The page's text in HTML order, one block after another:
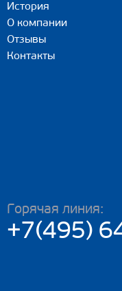
История
О компании
Отзывы
Контакты
Горячая линия:
+7(495)